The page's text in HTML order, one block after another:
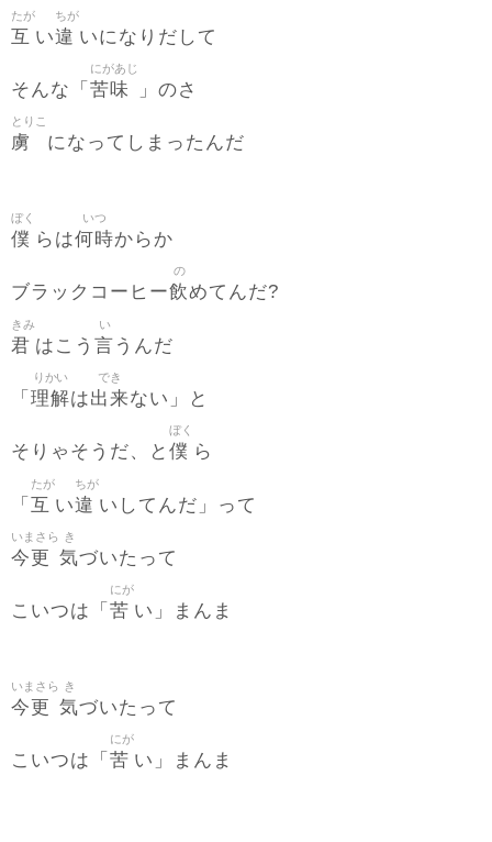
互
たが
い違
ちが
いになりだして
そんな「 苦味
にがあじ
」のさ
虜
とりこ
になってしまったんだ
僕
ぼく
らは何時
いつ
からか
ブラックコーヒー飲
の
めてんだ?
君
きみ
はこう 言
い
うんだ
「 理解
りかい
は出来
でき
ない」と
そりゃそうだ、と 僕
ぼく
ら
「 互
たが
い違
ちが
いしてんだ」って
今更
いまさら
気
き
づいたって
こいつは「 苦
にが
い」まんま
今更
いまさら
気
き
づいたって
こいつは「 苦
にが
い」まんま